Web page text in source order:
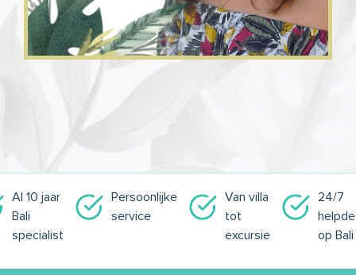
Al 10 jaar
Bali
specialist
Persoonlijke
service
Van villa
tot
excursie
24/7
op Bali